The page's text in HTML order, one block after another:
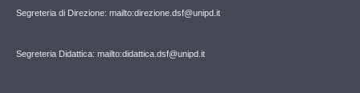
Segreteria di Direzione: mailto:direzione.dsf@unipd.it
Segreteria Didattica: mailto:didattica.dsf@unipd.it